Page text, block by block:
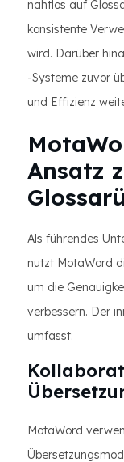
nahtlos auf
konsistente
wird. Darüber
-Systeme zuvor
und Effizienz
Ansatz
Als führendes
nutzt MotaWord
um die
verbessern. Der
umfasst:
MotaWord